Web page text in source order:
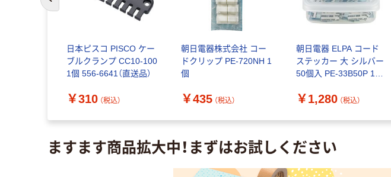
日本ピスコ PISCO ケー
ブルクランプ CC10-100
1個 556-6641（直送品）
￥310 （税込）
朝日電器株式会社 コー
ドクリップ PE-720NH 1
個
￥435 （税込）
朝日電器 ELPA コード
ステッカー 大 シルバー
50個入 PE-33B50P 1個
￥1,280 （税込）
前のスライドへ
ますます商品拡大中！まずはお試しください